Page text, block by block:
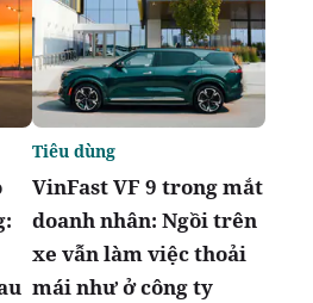
VinFast VF 9 trong mắt
doanh nhân: Ngồi trên
xe vẫn làm việc thoải
mái như ở công ty
Tiêu dùng